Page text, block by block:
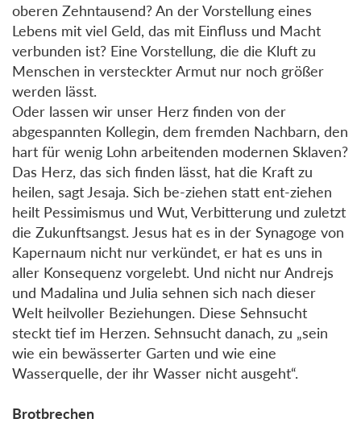
oberen Zehntausend? An der Vorstellung eines
Lebens mit viel Geld, das mit Einfluss und Macht
verbunden ist? Eine Vorstellung, die die Kluft zu
Menschen in versteckter Armut nur noch größer
werden lässt.
Oder lassen wir unser Herz finden von der
abgespannten Kollegin, dem fremden Nachbarn, den
hart für wenig Lohn arbeitenden modernen Sklaven?
Das Herz, das sich finden lässt, hat die Kraft zu
heilen, sagt Jesaja. Sich be-ziehen statt ent-ziehen
heilt Pessimismus und Wut, Verbitterung und zuletzt
die Zukunftsangst. Jesus hat es in der Synagoge von
Kapernaum nicht nur verkündet, er hat es uns in
aller Konsequenz vorgelebt. Und nicht nur Andrejs
und Madalina und Julia sehnen sich nach dieser
Welt heilvoller Beziehungen. Diese Sehnsucht
steckt tief im Herzen. Sehnsucht danach, zu „sein
wie ein bewässerter Garten und wie eine
Wasserquelle, der ihr Wasser nicht ausgeht“.
Brotbrechen